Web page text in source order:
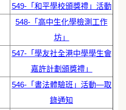
549-「和平學校頒獎禮」活動
548-「高中生化學檢測工作
坊」
547-「學友社全港中學學生會
嘉許計劃頒獎禮」
546-「書法體驗班」活動—取
錄通知